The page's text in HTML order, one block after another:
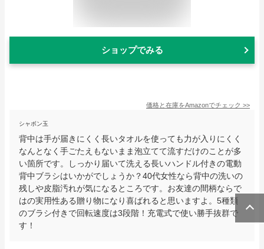
ショップでみる
価格と在庫をAmazonでチェック >>
シャボン玉
背中は手が届きにくく長いタオルを使っても力が入りにくく
なんとなく手ごたえもないまま泡立てて流すだけのことが多
い箇所です。しっかり届いて洗える長いハンドル付きの電動
背中ブラシはいかがでしょうか？40代女性なら背中の洗いの
残しや皮脂汚れが気になるところです。お友達の間柄ならで
はの実用性ある贈り物になり喜ばれると思いますよ。5種類
のブラシ付きで回転速度は3段階！充電式で使い勝手抜群で
す！